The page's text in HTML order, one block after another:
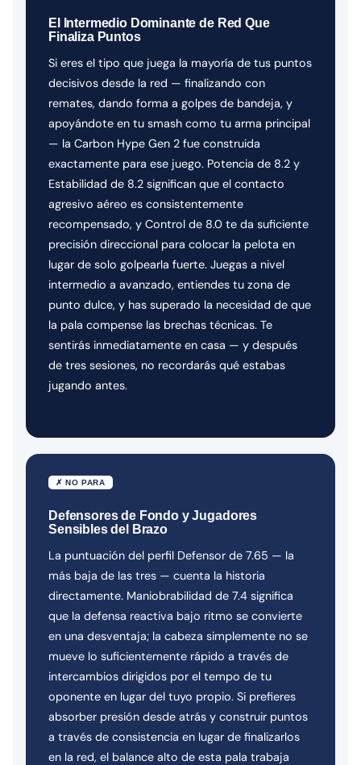
El Intermedio Dominante de Red Que
Finaliza Puntos
Si eres el tipo que juega la mayoría de tus puntos
decisivos desde la red — finalizando con
remates, dando forma a golpes de bandeja, y
apoyándote en tu smash como tu arma principal
— la Carbon Hype Gen 2 fue construida
exactamente para ese juego. Potencia de 8.2 y
Estabilidad de 8.2 significan que el contacto
agresivo aéreo es consistentemente
recompensado, y Control de 8.0 te da suficiente
precisión direccional para colocar la pelota en
lugar de solo golpearla fuerte. Juegas a nivel
intermedio a avanzado, entiendes tu zona de
punto dulce, y has superado la necesidad de que
la pala compense las brechas técnicas. Te
sentirás inmediatamente en casa — y después
de tres sesiones, no recordarás qué estabas
jugando antes.
✗ NO PARA
Defensores de Fondo y Jugadores
Sensibles del Brazo
La puntuación del perfil Defensor de 7.65 — la
más baja de las tres — cuenta la historia
directamente. Maniobrabilidad de 7.4 significa
que la defensa reactiva bajo ritmo se convierte
en una desventaja; la cabeza simplemente no se
mueve lo suficientemente rápido a través de
intercambios dirigidos por el tempo de tu
oponente en lugar del tuyo propio. Si prefieres
absorber presión desde atrás y construir puntos
a través de consistencia en lugar de finalizarlos
en la red, el balance alto de esta pala trabaja